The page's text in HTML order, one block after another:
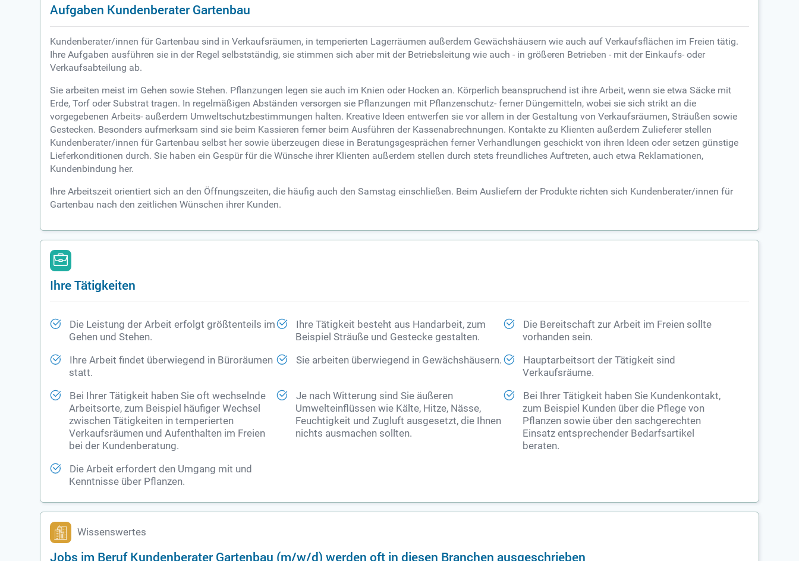
Aufgaben Kundenberater Gartenbau
Kundenberater/innen für Gartenbau sind in Verkaufsräumen, in temperierten Lagerräumen außerdem Gewächshäusern wie auch auf Verkaufsflächen im Freien tätig.
Ihre Aufgaben ausführen sie in der Regel selbstständig, sie stimmen sich aber mit der Betriebsleitung wie auch - in größeren Betrieben - mit der Einkaufs- oder
Verkaufsabteilung ab.
Sie arbeiten meist im Gehen sowie Stehen. Pflanzungen legen sie auch im Knien oder Hocken an. Körperlich beanspruchend ist ihre Arbeit, wenn sie etwa Säcke mit
Erde, Torf oder Substrat tragen. In regelmäßigen Abständen versorgen sie Pflanzungen mit Pflanzenschutz- ferner Düngemitteln, wobei sie sich strikt an die
vorgegebenen Arbeits- außerdem Umweltschutzbestimmungen halten. Kreative Ideen entwerfen sie vor allem in der Gestaltung von Verkaufsräumen, Sträußen sowie
Gestecken. Besonders aufmerksam sind sie beim Kassieren ferner beim Ausführen der Kassenabrechnungen. Kontakte zu Klienten außerdem Zulieferer stellen
Kundenberater/innen für Gartenbau selbst her sowie überzeugen diese in Beratungsgesprächen ferner Verhandlungen geschickt von ihren Ideen oder setzen günstige
Lieferkonditionen durch. Sie haben ein Gespür für die Wünsche ihrer Klienten außerdem stellen durch stets freundliches Auftreten, auch etwa Reklamationen,
Kundenbindung her.
Ihre Arbeitszeit orientiert sich an den Öffnungszeiten, die häufig auch den Samstag einschließen. Beim Ausliefern der Produkte richten sich Kundenberater/innen für
Gartenbau nach den zeitlichen Wünschen ihrer Kunden.
Ihre Tätigkeiten
Die Leistung der Arbeit erfolgt größtenteils im
Gehen und Stehen.
Ihre Tätigkeit besteht aus Handarbeit, zum
Beispiel Sträuße und Gestecke gestalten.
Die Bereitschaft zur Arbeit im Freien sollte
vorhanden sein.
Ihre Arbeit findet überwiegend in Büroräumen
statt.
Sie arbeiten überwiegend in Gewächshäusern.
Hauptarbeitsort der Tätigkeit sind
Verkaufsräume.
Bei Ihrer Tätigkeit haben Sie oft wechselnde
Arbeitsorte, zum Beispiel häufiger Wechsel
zwischen Tätigkeiten in temperierten
Verkaufsräumen und Aufenthalten im Freien
bei der Kundenberatung.
Je nach Witterung sind Sie äußeren
Umwelteinflüssen wie Kälte, Hitze, Nässe,
Feuchtigkeit und Zugluft ausgesetzt, die Ihnen
nichts ausmachen sollten.
Bei Ihrer Tätigkeit haben Sie Kundenkontakt,
zum Beispiel Kunden über die Pflege von
Pflanzen sowie über den sachgerechten
Einsatz entsprechender Bedarfsartikel
beraten.
Die Arbeit erfordert den Umgang mit und
Kenntnisse über Pflanzen.
Wissenswertes
Jobs im Beruf Kundenberater Gartenbau (m/w/d) werden oft in diesen Branchen ausgeschrieben